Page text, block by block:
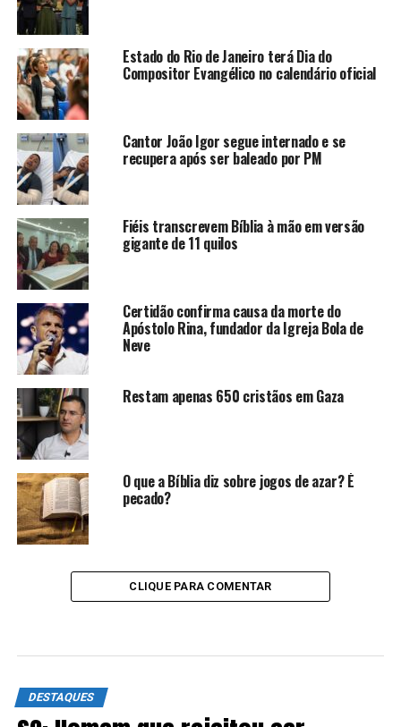
Estado do Rio de Janeiro terá Dia do
Compositor Evangélico no calendário oficial
Cantor João Igor segue internado e se
recupera após ser baleado por PM
Fiéis transcrevem Bíblia à mão em versão
gigante de 11 quilos
Certidão confirma causa da morte do
Apóstolo Rina, fundador da Igreja Bola de
Neve
Restam apenas 650 cristãos em Gaza
O que a Bíblia diz sobre jogos de azar? É
pecado?
CLIQUE PARA COMENTAR
DESTAQUES